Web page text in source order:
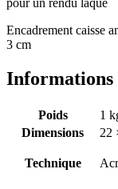
Encadrement caisse
3 cm
Informations
Poids
1
Dimensions
22
Technique